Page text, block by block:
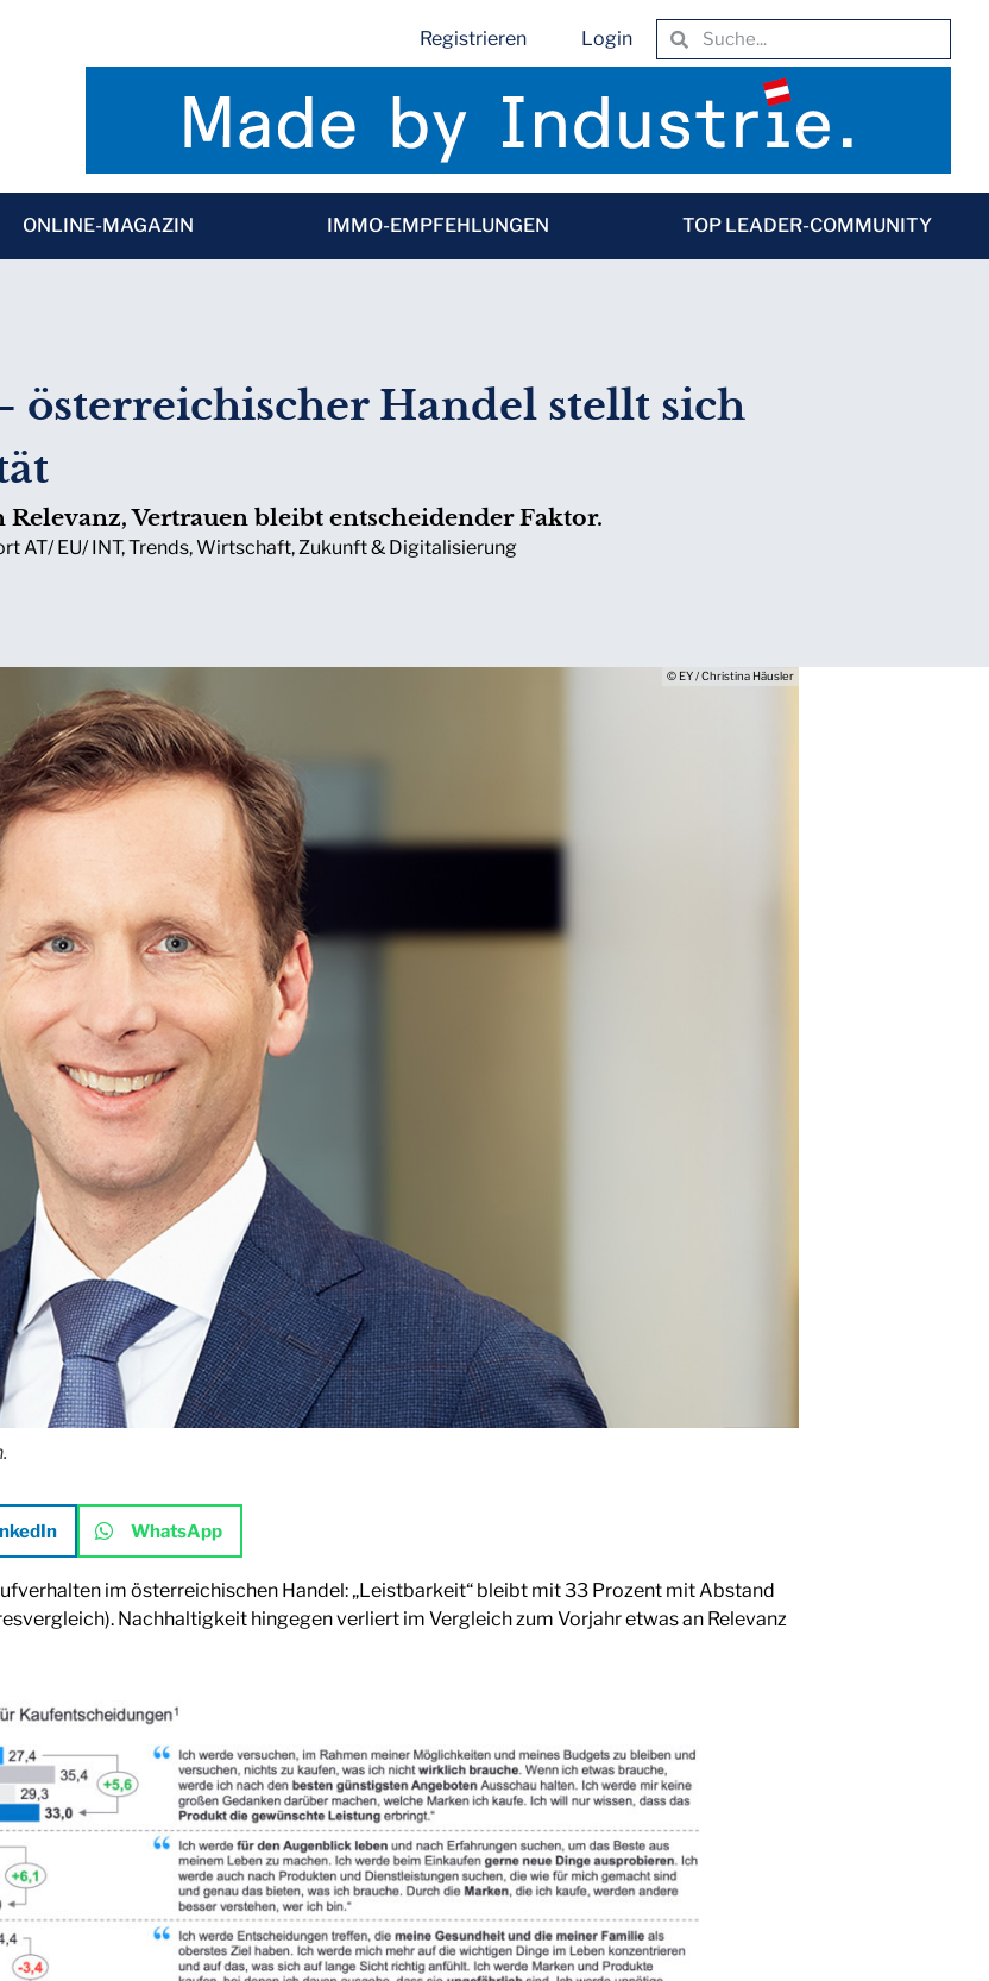
Registrieren Login
ONLINE-MAGAZIN IMMO-EMPFEHLUNGEN TOP LEADER-COMMUNITY
Handel stellt sich
Vertrauen bleibt entscheidender Faktor.
AT/ EU/ INT,Trends,Wirtschaft,Zukunft & Digitalisierung
© EY / Christina Häusler
WhatsApp
im österreichischen Handel: „Leistbarkeit“ bleibt mit 33 Prozent mit Abstand
Nachhaltigkeit hingegen verliert im Vergleich zum Vorjahr etwas an Relevanz